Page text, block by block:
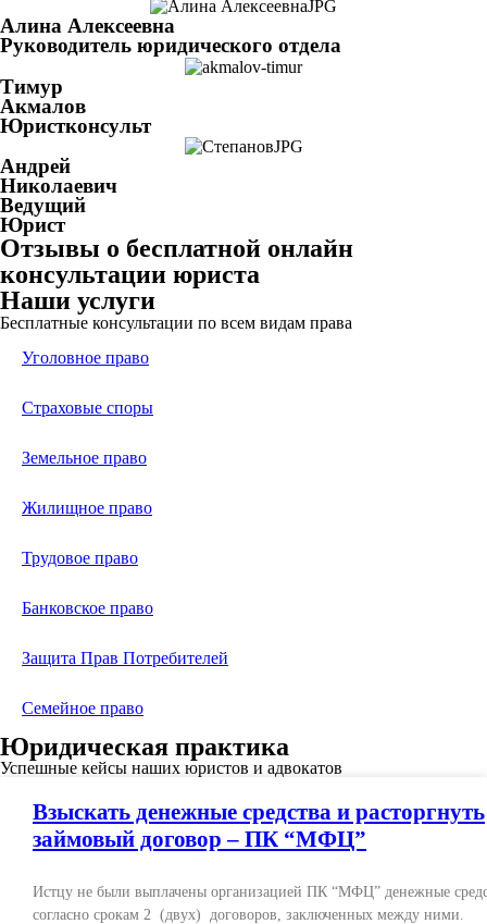
Алина Алексеевна
Руководитель юридического отдела
Тимур
Акмалов
Юристконсульт
Андрей
Николаевич
Ведущий
Юрист
Отзывы о бесплатной онлайн
консультации юриста
Наши услуги
Бесплатные консультации по всем видам права
Уголовное право
Страховые споры
Земельное право
Жилищное право
Трудовое право
Банковское право
Защита Прав Потребителей
Семейное право
Юридическая практика
Успешные кейсы наших юристов и адвокатов
Взыскать денежные средства и расторгнуть
займовый договор – ПК “МФЦ”
Истцу не были выплачены организацией ПК “МФЦ” денежные
согласно срокам 2 (двух) договоров, заключенных между ними.